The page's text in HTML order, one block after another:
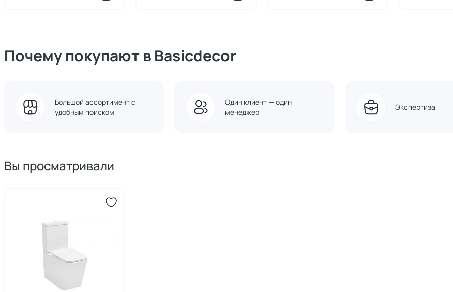
Почему покупают в Basicdecor
Большой ассортимент с
удобным поиском
Один клиент — один
менеджер
Экспертиза
Вы просматривали